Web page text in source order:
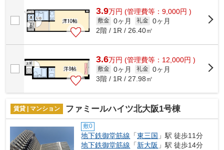
3.9万円 (管理費等：9,000円 )
敷金 0ヶ月 礼金 0ヶ月
2階 / 1R / 26.40㎡
3.6万円 (管理費等：12,000円 )
敷金 0ヶ月 礼金 0ヶ月
3階 / 1R / 27.98㎡
賃貸 | マンション ファミールハイツ北大阪1号棟
敷0
地下鉄御堂筋線 「東三国 」駅 徒歩11分
地下鉄御堂筋線 「新大阪 」駅 徒歩14分